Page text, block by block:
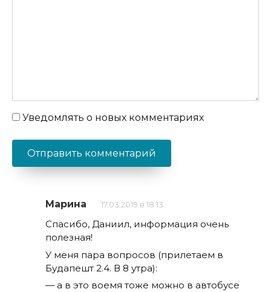
Уведомлять о новых комментариях
Марина 17.03.2019 в 18:13
Спасибо, Даниил, информация очень
полезная!
У меня пара вопросов (прилетаем в
Будапешт 2.4. В 8 утра):
— а в это воемя тоже можно в автобусе